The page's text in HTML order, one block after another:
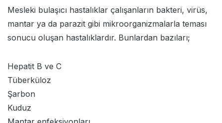
Mesleki bulaşıcı hastalıklar çalışanların bakteri, virüs,
mantar ya da parazit gibi mikroorganizmalarla teması
sonucu oluşan hastalıklardır. Bunlardan bazıları;
Hepatit B ve C
Tüberküloz
Şarbon
Kuduz